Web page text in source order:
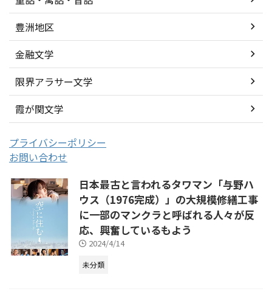
豊洲地区
金融文学
限界アラサー文学
霞が関文学
プライバシーポリシー
お問い合わせ
日本最古と言われるタワマン「与野ハ
ウス（1976完成）」の大規模修繕工事
に一部のマンクラと呼ばれる人々が反
応、興奮しているもよう
2024/4/14
未分類